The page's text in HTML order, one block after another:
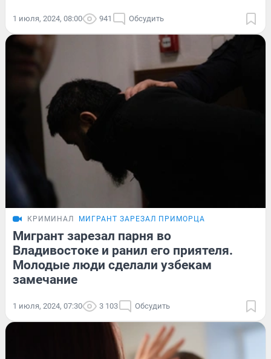
1 июля, 2024, 08:00 941 Обсудить
КРИМИНАЛ МИГРАНТ ЗАРЕЗАЛ ПРИМОРЦА
Мигрант зарезал парня во
Владивостоке и ранил его приятеля.
Молодые люди сделали узбекам
замечание
1 июля, 2024, 07:30 3 103 Обсудить